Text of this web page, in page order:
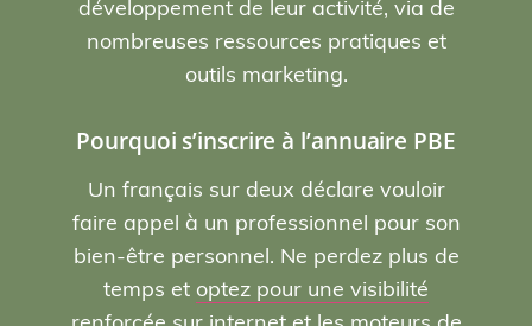
développement de leur activité, via de
nombreuses ressources pratiques et
outils marketing.
Pourquoi s’inscrire à l’annuaire PBE
Un français sur deux déclare vouloir
faire appel à un professionnel pour son
bien-être personnel. Ne perdez plus de
temps et optez pour une visibilité